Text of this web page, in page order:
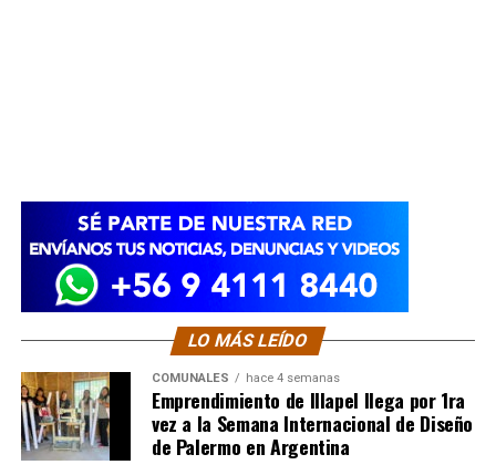
LO MÁS LEÍDO
COMUNALES hace 4 semanas
Emprendimiento de Illapel llega por 1ra
vez a la Semana Internacional de Diseño
de Palermo en Argentina